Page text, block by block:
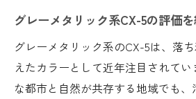
グレーメタリック系CX-5の評価
グレーメタリック系のCX-5は、落
えたカラーとして近年注目されてい
な都市と自然が共存する地域でも、